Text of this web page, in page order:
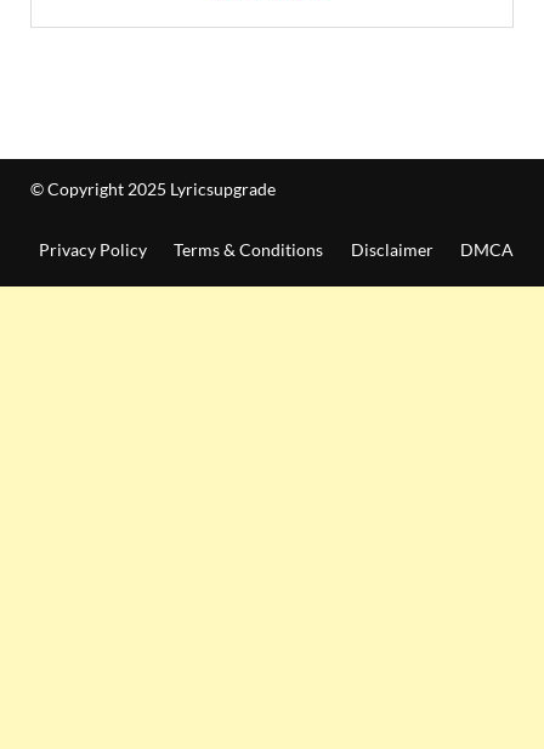
© Copyright 2025 Lyricsupgrade
Privacy Policy Terms & Conditions Disclaimer DMCA